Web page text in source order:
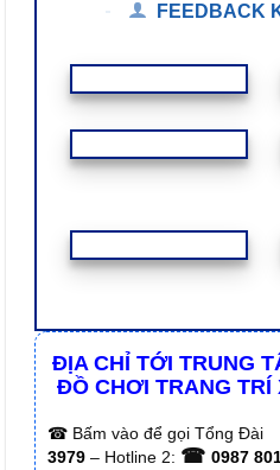
FEEDBACK
ĐỊA CHỈ TỚI TRUNG
ĐỒ CHƠI TRANG TRÍ
☎ Bấm vào để gọi Tổng Đài
3979 – Hotline 2: ☎ 0987